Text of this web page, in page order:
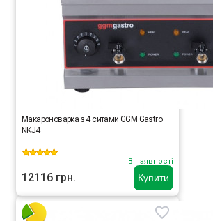
Купити
Макароноварка з 4 ситами GGM Gastro
NKJ4
В наявності
12116 грн.